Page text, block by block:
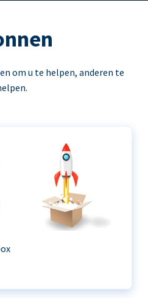
om u te helpen, anderen te